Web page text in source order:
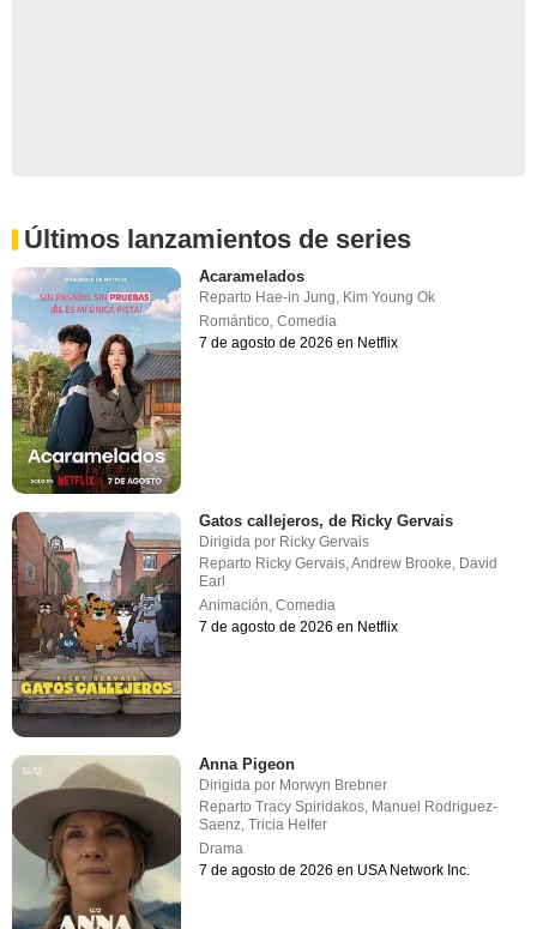
Últimos lanzamientos de series
Acaramelados
Reparto Hae-in Jung, Kim Young Ok
Romántico,Comedia
7 de agosto de 2026 en Netflix
Gatos callejeros, de Ricky Gervais
Dirigida por Ricky Gervais
Reparto Ricky Gervais ,Andrew Brooke David
Earl
Animación ,Comedia
7 de agosto de 2026 en Netflix
Anna Pigeon
Dirigida por Morwyn Brebner
RepartoTracy Spiridakos, Manuel Rodriguez-
Saenz,Tricia Helfer
Drama
7 de agosto de 2026 en USA Network Inc.